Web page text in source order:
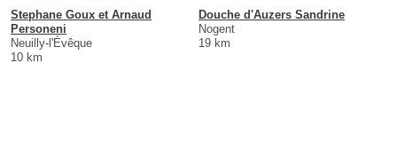
Stephane Goux et Arnaud
Personeni
Neuilly-l'Évêque
10 km
Douche d'Auzers Sandrine
Nogent
19 km